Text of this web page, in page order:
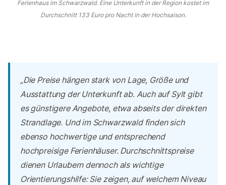
Ferienhaus im Schwarzwald. Eine Unterkunft in der Region kostet im
Durchschnitt 133 Euro pro Nacht in der Hochsaison.
„Die Preise hängen stark von Lage, Größe und
Ausstattung der Unterkunft ab. Auch auf Sylt gibt
es günstigere Angebote, etwa abseits der direkten
Strandlage. Und im Schwarzwald finden sich
ebenso hochwertige und entsprechend
hochpreisige Ferienhäuser. Durchschnittspreise
dienen Urlaubern dennoch als wichtige
Orientierungshilfe: Sie zeigen, auf welchem Niveau